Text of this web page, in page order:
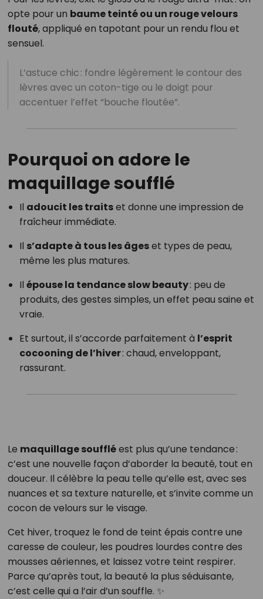
opte pour un baume teinté ou un rouge velours
flouté, appliqué en tapotant pour un rendu flou et
sensuel.
L’astuce chic : fondre légèrement le contour des
lèvres avec un coton-tige ou le doigt pour
accentuer l’effet “bouche floutée”.
Pourquoi on adore le
maquillage soufflé
Il adoucit les traitset donne une impression de
fraîcheur immédiate.
Il s’adapte à tous les âgeset types de peau,
même les plus matures.
Il épouse la tendance slow beauty: peu de
produits, des gestes simples, un effet peau saine et
vraie.
Et surtout, il s’accorde parfaitement à l’esprit
cocooning de l’hiver: chaud, enveloppant,
rassurant.
Le maquillage souffléest plus qu’une tendance :
c’est une nouvelle façon d’aborder la beauté, tout en
douceur. Il célèbre la peau telle qu’elle est, avec ses
nuances et sa texture naturelle, et s’invite comme un
cocon de velours sur le visage.
Cet hiver, troquez le fond de teint épais contre une
caresse de couleur, les poudres lourdes contre des
mousses aériennes, et laissez votre teint respirer.
Parce qu’après tout, la beauté la plus séduisante,
c’est celle qui a l’air d’un souffle. ✨